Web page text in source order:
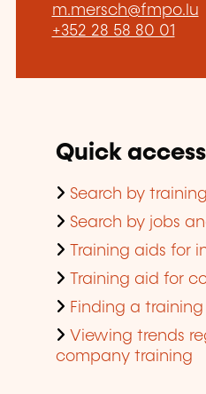
m.mersch@fmpo.lu
+352 28 58 80 01
Quick access
Search by
Search by jobs
Training aids for
Training aid for
Finding a training
Viewing trends
company training